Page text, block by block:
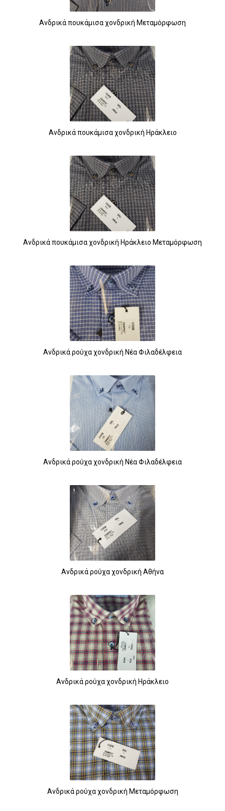
Ανδρικά πουκάμισα χονδρική Μεταμόρφωση
Ανδρικά πουκάμισα χονδρική Ηράκλειο
Ανδρικά πουκάμισα χονδρική Ηράκλειο Μεταμόρφωση
Ανδρικά ρούχα χονδρική Νέα Φιλαδέλφεια
Ανδρικά ρούχα χονδρική Νέα Φιλαδέλφεια
Ανδρικά ρούχα χονδρική Αθήνα
Ανδρικά ρούχα χονδρική Ηράκλειο
Ανδρικά ρούχα χονδρική Μεταμόρφωση